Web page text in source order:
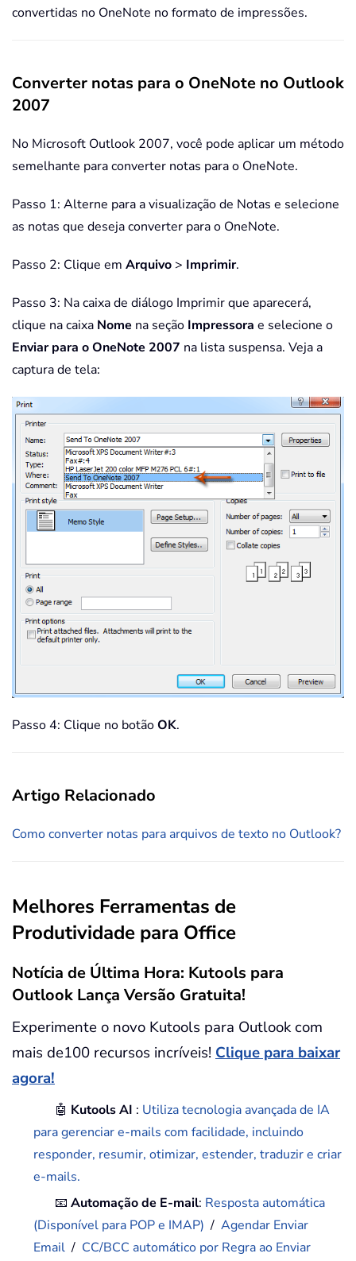
convertidas no OneNote no formato de impressões.
Converter notas para o OneNote no Outlook
2007
No Microsoft Outlook 2007, você pode aplicar um método
semelhante para converter notas para o OneNote.
Passo 1: Alterne para a visualização de Notas e selecione
as notas que deseja converter para o OneNote.
Passo 2: Clique em Arquivo > Imprimir.
Passo 3: Na caixa de diálogo Imprimir que aparecerá,
clique na caixa Nome na seção Impressora e selecione o
Enviar para o OneNote 2007 na lista suspensa. Veja a
captura de tela:
Passo 4: Clique no botãoOK.
Artigo Relacionado
Como converter notas para arquivos de texto no Outlook?
Melhores Ferramentas de
Produtividade para Office
Notícia de Última Hora: Kutools para
Outlook Lança Versão Gratuita!
Experimente o novo Kutools para Outlook com
mais de100 recursos incríveis! Clique para baixar
agora!
🤖 Kutools AI : Utiliza tecnologia avançada de IA
para gerenciar e-mails com facilidade, incluindo
responder, resumir, otimizar, estender, traduzir e criar
e-mails.
📧Automação de E-mail: Resposta automática
(Disponível para POP e IMAP) /Agendar Enviar
Email / CC/BCC automático por Regra ao Enviar